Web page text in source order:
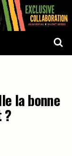
la bonne
?